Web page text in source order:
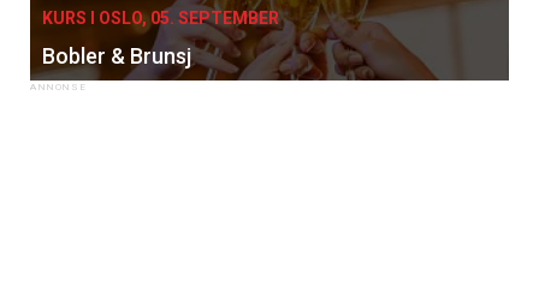
KURS I OSLO, 05. SEPTEMBER
Bobler & Brunsj